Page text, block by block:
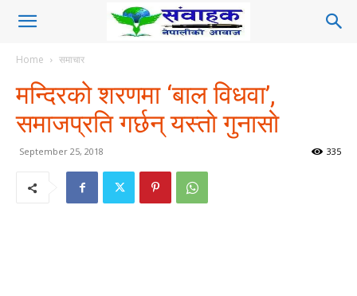
Home समाचार
मन्दिरको शरणमा ‘बाल विधवा’,
समाजप्रति गर्छन् यस्ताे गुनासाे
September 25, 2018 335